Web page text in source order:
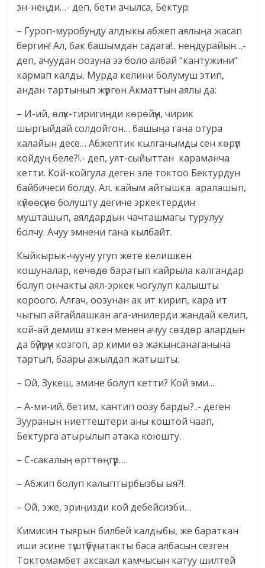
эн-неңди…- деп, бети ачылса, Бектур:
– Гуроп-муробуңду алдыкы абжеп аялыңа жасап
бергин! Ал, бак башымдан садага!.. неңдурайын…-
деп, ачуудан оозуна ээ боло албай “кантужини”
кармап калды. Мурда келини болумуш этип,
андан тартынып жүргөн Акматтын аялы да:
– И-ий, өлүк-тиригиңди көрөйүн, чирик
шыргыйдай солдойгон… башыңа гана отура
калайын десе… Абжептик кылганымды сен көрүп
койдуң беле?!.- деп, уят-сыйыттан караманча
кетти. Кой-койгула деген эле токтоо Бектурдун
байбичеси болду. Ал, кайым айтышка аралашып,
күйөөсүнө болушту дегиче эркектердин
мушташып, аялдардын чачташмагы турулуу
болчу. Ачуу эмнени гана кылбайт.
Кыйкырык-чууну угуп жете келишкен
кошуналар, көчөдө баратып кайрыла калгандар
болуп ончакты аял-эркек чогулуп калышты
короого. Алгач, оозунан ак ит кирип, кара ит
чыгып айгайлашкан ага-инилерди жандай келип,
кой-ай демиш эткен менен ачуу сөздөр алардын
да бүйүрүн козгоп, ар кими өз жакынсанаганына
тартып, баары ажылдап жатышты.
– Ой, Зукеш, эмине болуп кетти? Кой эми…
– А-ми-ий, бетим, кантип оозу барды?..- деген
Зууранын ниеттештери аны коштой чаап,
Бектурга атырылып атака коюшту.
– С-сакалың өрттөңгүр…
– Абжип болуп калыптырбызбы ыя?!.
– Ой, эже, эриңизди кой дебейсизби…
Кимисин тыярын билбей калдыбы, же бараткан
иши эсине түштүбү чатакты баса албасын сезген
Токтомамбет аксакал камчысын катуу шилтей